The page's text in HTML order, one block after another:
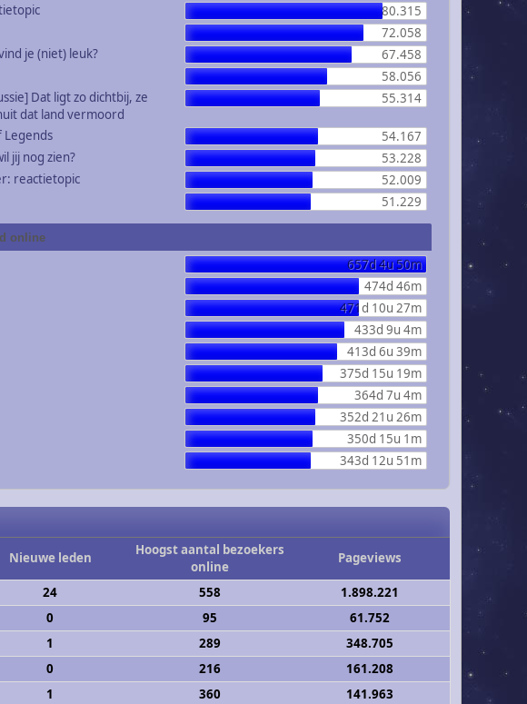
80.315
72.058
je (niet) leuk?
67.458
58.056
Dat ligt zo dichtbij, ze
dat land vermoord
55.314
Legends
54.167
jij nog zien?
53.228
reactietopic
52.009
51.229
online
657d 4u 50m
474d 46m
471d 10u 27m
433d 9u 4m
413d 6u 39m
375d 15u 19m
364d 7u 4m
352d 21u 26m
350d 15u 1m
343d 12u 51m
Nieuwe leden
Hoogst aantal bezoekers
online
Pageviews
24 558
1.898.221
0 95
61.752
1 289
348.705
0 216
161.208
1 360
141.963